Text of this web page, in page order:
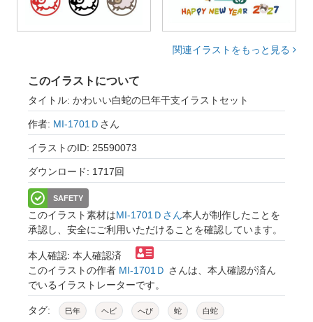
関連イラストをもっと見る
このイラストについて
タイトル: かわいい白蛇の巳年干支イラストセット
作者: MI-1701Ｄ さん
イラストのID: 25590073
ダウンロード: 1717回
SAFETY
このイラスト素材はMI-1701Ｄさん本人が制作したことを
承認し、安全にご利用いただけることを確認しています。
本人確認: 本人確認済
このイラストの作者 MI-1701Ｄ さんは、本人確認が済ん
でいるイラストレーターです。
タグ: 巳年 ヘビ へび 蛇 白蛇